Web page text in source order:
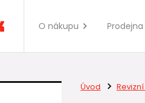
O nákupu Prodejna
Úvod